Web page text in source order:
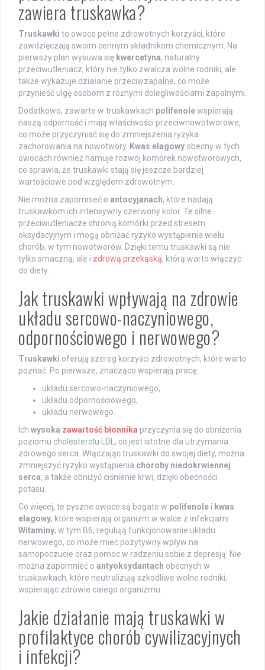
zawiera truskawka?
Truskawki to owoce pełne zdrowotnych korzyści, które
zawdzięczają swoim cennym składnikom chemicznym. Na
pierwszy plan wysuwa się kwercetyna, naturalny
przeciwutleniacz, który nie tylko zwalcza wolne rodniki, ale
także wykazuje działanie przeciwzapalne, co może
przynieść ulgę osobom z różnymi dolegliwościami zapalnymi.
Dodatkowo, zawarte w truskawkach polifenolewspierają
naszą odporność i mają właściwości przeciwnowotworowe,
co może przyczyniać się do zmniejszenia ryzyka
zachorowania na nowotwory. Kwas elagowy obecny w tych
owocach również hamuje rozwój komórek nowotworowych,
co sprawia, że truskawki stają się jeszcze bardziej
wartościowe pod względem zdrowotnym.
Nie można zapomnieć o antocyjanach, które nadają
truskawkom ich intensywny czerwony kolor. Te silne
przeciwutleniacze chronią komórki przed stresem
oksydacyjnym i mogą obniżać ryzyko wystąpienia wielu
chorób, w tym nowotworów. Dzięki temu truskawki są nie
tylko smaczną, ale i zdrową przekąską, którą warto włączyć
do diety.
Jak truskawki wpływają na zdrowie
układu sercowo-naczyniowego,
odpornościowego i nerwowego?
Truskawki oferują szereg korzyści zdrowotnych, które warto
poznać. Po pierwsze, znacząco wspierają pracę:
układu sercowo-naczyniowego,
układu odpornościowego,
układu nerwowego.
Ich wysoka zawartość błonnika przyczynia się do obniżenia
poziomu cholesterolu LDL, co jest istotne dla utrzymania
zdrowego serca. Włączając truskawki do swojej diety, można
zmniejszyć ryzyko wystąpienia choroby niedokrwiennej
serca, a także obniżyć ciśnienie krwi, dzięki obecności
potasu.
Co więcej, te pyszne owoce są bogate w polifenole i kwas
elagowy, które wspierają organizm w walce z infekcjami.
Witaminy, w tym B6, regulują funkcjonowanie układu
nerwowego, co może mieć pozytywny wpływ na
samopoczucie oraz pomoc w radzeniu sobie z depresją. Nie
można zapomnieć o antyoksydantach obecnych w
truskawkach, które neutralizują szkodliwe wolne rodniki,
wspierając zdrowie całego organizmu.
Jakie działanie mają truskawki w
profilaktyce chorób cywilizacyjnych
i infekcji?